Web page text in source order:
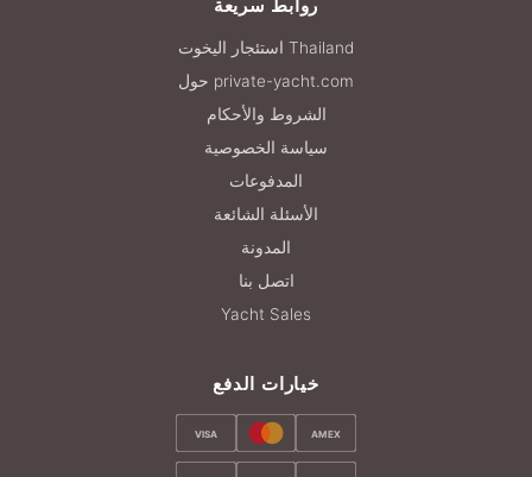
روابط سريعة
استئجار اليخوت Thailand
حول private-yacht.com
الشروط والأحكام
سياسة الخصوصية
المدفوعات
الأسئلة الشائعة
المدونة
اتصل بنا
Yacht Sales
خيارات الدفع
VISA AMEX